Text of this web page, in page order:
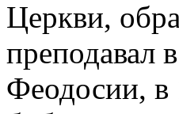
Церкви,
преподавал
Феодосии, в